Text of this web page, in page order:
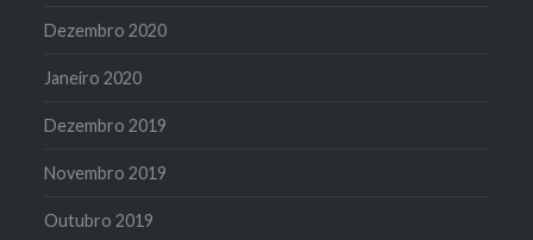
Dezembro 2020
Janeiro 2020
Dezembro 2019
Novembro 2019
Outubro 2019